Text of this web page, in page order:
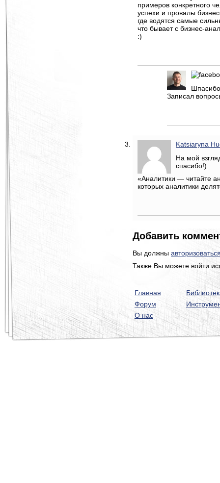
примеров конкретного
успехи и провалы
где водятся самые
что бывает с бизнес-
:)
Записал
Katsiaryna
На мой
спасибо!)
«Аналитики — читайте
которых аналитики
Добавить
Вы должны
Также Вы можете войти
Главная
Форум
О нас